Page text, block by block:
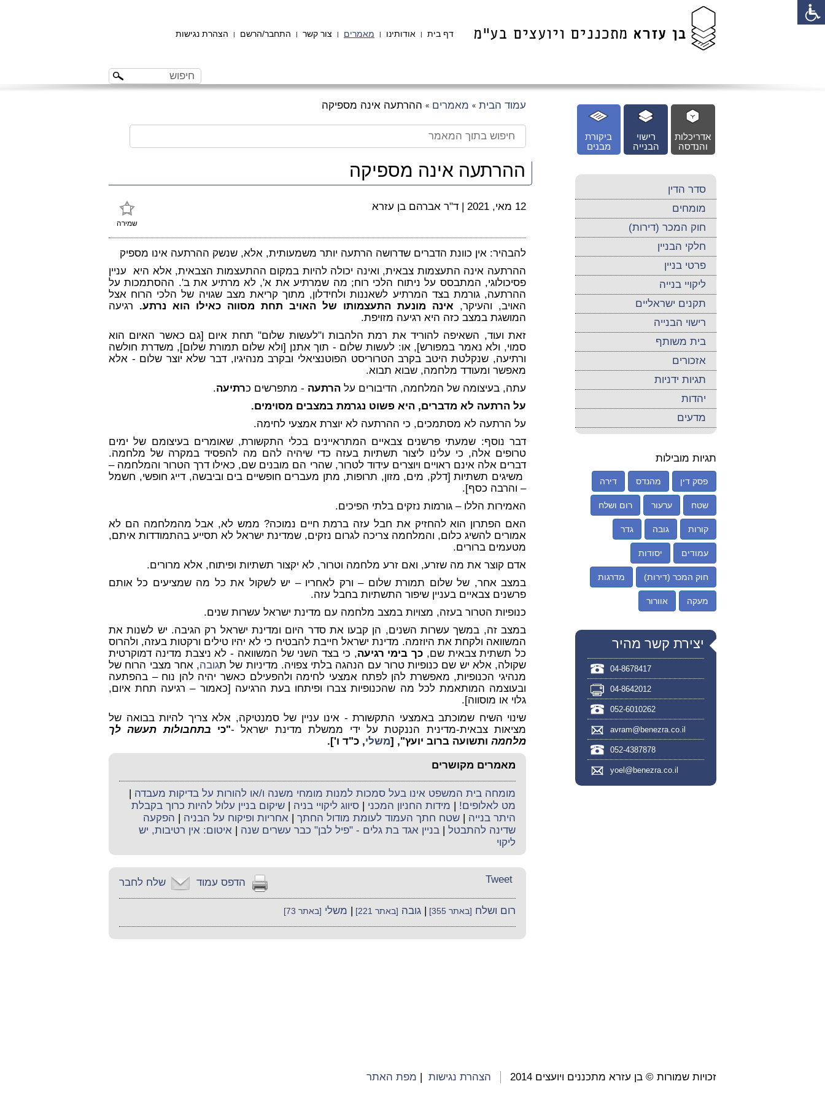
דף בית | אודותינו | מאמרים | צור קשר | התחבר/הרשם | הצהרת נגישות
עמוד הבית » מאמרים » ההרתעה אינה מספיקה
ההרתעה אינה מספיקה
שמירה
12 מאי, 2021 | ד"ר אברהם בן עזרא
להבהיר: אין כוונת הדברים שדרושה הרתעה יותר משמעותית, אלא, שנשק ההרתעה אינו מספיק
ההרתעה אינה התעצמות צבאית, ואינה יכולה להיות במקום ההתעצמות הצבאית, אלא היא עניין
פסיכולוגי, המתבסס על ניתוח הלכי רוח; מה שמרתיע את א', לא מרתיע את ב'. ההסתמכות על
ההרתעה, גורמת בצד המרתיע לשאננות ולחידלון, מתוך קריאת מצב שגויה של הלכי הרוח אצל
האויב, והעיקר, אינה מונעת התעצמותו של האויב תחת מסווה כאילו הוא נרתע. רגיעה
המושגת במצב כזה היא רגיעה מזויפת.
זאת ועוד, השאיפה להוריד את רמת הלהבות ו"לעשות שלום" תחת איום [גם כאשר האיום הוא
סמוי, ולא נאמר במפורש], או: לעשות שלום - תוך אתנן [ולא שלום תמורת שלום], משדרת חולשה
ורתיעה, שנקלטת היטב בקרב הטרוריסט הפוטנציאלי ובקרב מנהיגיו, דבר שלא יוצר שלום - אלא
מאפשר ומעודד מלחמה, שבוא תבוא.
עתה, בעיצומה של המלחמה, הדיבורים על הרתעה - מתפרשים כרתיעה.
על הרתעה לא מדברים, היא פשוט נגרמת במצבים מסוימים.
על הרתעה לא מסתמכים, כי ההרתעה לא יוצרת אמצעי לחימה.
דבר נוסף: שמעתי פרשנים צבאיים המתראיינים בכלי התקשורת, שאומרים בעיצומם של ימים
טרופים אלה, כי עלינו ליצור תשתיות בעזה כדי שיהיה להם מה להפסיד במקרה של מלחמה.
דברים אלה אינם ראויים ויוצרים עידוד לטרור, שהרי הם מובנים שם, כאילו דרך הטרור והמלחמה –
משיגים תשתיות [דלק, מים, מזון, תרופות, מתן מעברים חופשיים בים וביבשה, דייג חופשי, חשמל
– והרבה כסף].
האמירות הללו – גורמות נזקים בלתי הפיכים.
האם הפתרון הוא להחזיק את חבל עזה ברמת חיים נמוכה? ממש לא, אבל מהמלחמה הם לא
אמורים להשיג כלום, והמלחמה צריכה לגרום נזקים, שמדינת ישראל לא תסייע בהתמודדות איתם,
מטעמים ברורים.
אדם קוצר את מה שזרע, ואם זרע מלחמה וטרור, לא יקצור תשתיות ופיתוח, אלא מרורים.
במצב אחר, של שלום תמורת שלום – ורק לאחריו – יש לשקול את כל מה שמציעים כל אותם
פרשנים צבאיים בעניין שיפור התשתיות בחבל עזה.
כנופיות הטרור בעזה, מצויות במצב מלחמה עם מדינת ישראל עשרות שנים.
במצב זה, במשך עשרות השנים, הן קבעו את סדר היום ומדינת ישראל רק הגיבה. יש לשנות את
המשוואה ולקחת את היוזמה. מדינת ישראל חייבת להבטיח כי לא יהיו טילים ורקטות בעזה, ולהרוס
כל תשתית צבאית שם, כך בימי רגיעה, כי בצד השני של המשוואה - לא ניצבת מדינה דמוקרטית
שקולה, אלא יש שם כנופיות טרור עם הנהגה בלתי צפויה. מדיניות של תגובה, אחר מצבי הרוח של
מנהיגי הכנופיות, מאפשרת להן לפתח אמצעי לחימה ולהפעילם כאשר יהיה להן נוח – בהפתעה
ובעוצמה המותאמת לכל מה שהכנופיות צברו ופיתחו בעת הרגיעה [כאמור – רגיעה תחת איום,
גלוי או מוסווה].
שינוי השיח שמוכתב באמצעי התקשורת - אינו עניין של סמנטיקה, אלא צריך להיות בבואה של
מציאות צבאית-מדינית הננקטת על ידי ממשלת מדינת ישראל -"כי
בתחבולות תעשה לך
מלחמה ותשועה ברוב יועץ",
[משלי, כ"ד ו'].
מאמרים מקושרים
מומחה בית המשפט אינו בעל סמכות למנות מומחי משנה ו/או להורות על בדיקות מעבדה |
מט לאלופים! | מידות החניון המכני | סיווג ליקויי בניה | שיקום בניין עלול להיות כרוך בקבלת
היתר בנייה | שטח חתך העמוד לעומת מודול החתך | אחריות ופיקוח על הבניה | הפקעה
שדינה להתבטל | בניין אגד בת גלים - "פיל לבן" כבר עשרים שנה | איטום: אין רטיבות, יש
ליקוי
שלח לחבר הדפס עמוד Tweet
רום ושלח [באתר 355] | גובה [באתר 221] | משלי [באתר 73]
ביקורת
מבנים
רישוי
הבנייה
אדריכלות
והנדסה
סדר הדין
מומחים
חוק המכר (דירות)
חלקי הבניין
פרטי בניין
ליקויי בנייה
תקנים ישראליים
רישוי הבנייה
בית משותף
אזכורים
תגיות ידניות
יהדות
מדעים
תגיות מובילות
פסק דין מהנדס דירה
שטח ערעור רום ושלח
קורות גובה גדר
עמודים יסודות
חוק המכר (דירות) מדרגות
מעקה אוורור
יצירת קשר מהיר
04-8678417
04-8642012
052-6010262
avram@benezra.co.il
052-4387878
yoel@benezra.co.il
זכויות שמורות © בן עזרא מתכננים ויועצים 2014 הצהרת נגישות | מפת האתר